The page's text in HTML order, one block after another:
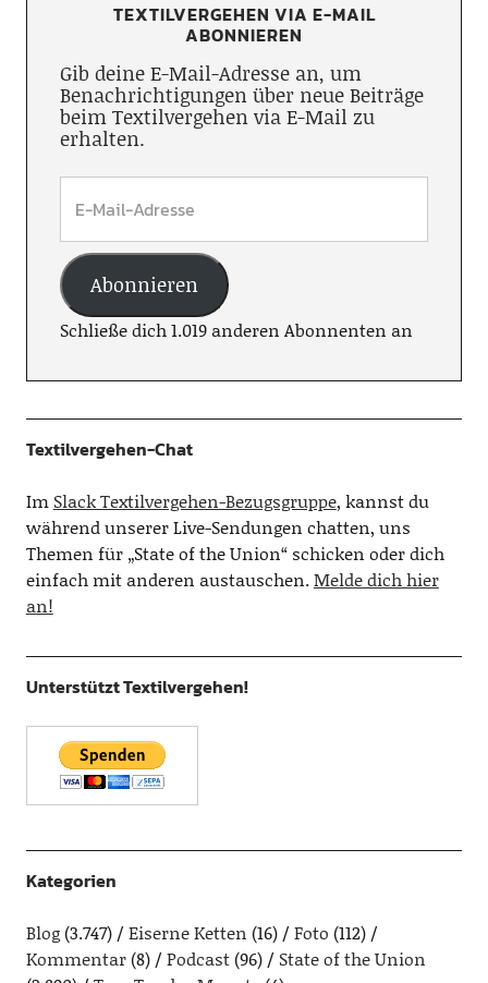
TEXTILVERGEHEN VIA E-MAIL
ABONNIEREN
Gib deine E-Mail-Adresse an, um
Benachrichtigungen über neue Beiträge
beim Textilvergehen via E-Mail zu
erhalten.
Abonnieren
Schließe dich 1.019 anderen Abonnenten an
Textilvergehen-Chat
Im Slack Textilvergehen-Bezugsgruppe, kannst du
während unserer Live-Sendungen chatten, uns
Themen für „State of the Union“ schicken oder dich
einfach mit anderen austauschen.Melde dich hier
an!
Unterstützt Textilvergehen!
Kategorien
Blog(3.747) Eiserne Ketten (16) Foto (112)
Kommentar(8) Podcast(96)
State of the Union